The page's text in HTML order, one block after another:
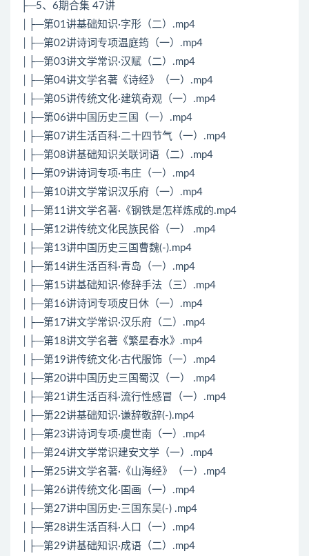
├─5、6期合集 47讲
│├─第01讲基础知识·字形（二）.mp4
│├─第02讲诗词专项温庭筠（一）.mp4
│├─第03讲文学常识·汉赋（二）.mp4
│├─第04讲文学名著《诗经》（一）.mp4
│├─第05讲传统文化·建筑奇观（一）.mp4
│├─第06讲中国历史三国（一）.mp4
│├─第07讲生活百科·二十四节气（一）.mp4
│├─第08讲基础知识关联词语（二）.mp4
│├─第09讲诗词专项·韦庄（一）.mp4
│├─第10讲文学常识汉乐府（一）.mp4
│├─第11讲文学名著·《钢铁是怎样炼成的.mp4
│├─第12讲传统文化民族民俗（一） .mp4
│├─第13讲中国历史三国曹魏(-).mp4
│├─第14讲生活百科·青岛（一）.mp4
│├─第15讲基础知识·修辞手法（三）.mp4
│├─第16讲诗词专项皮日休（一）.mp4
│├─第17讲文学常识·汉乐府（二）.mp4
│├─第18讲文学名著《繁星春水》.mp4
│├─第19讲传统文化·古代服饰（一）.mp4
│├─第20讲中国历史三国蜀汉（一） .mp4
│├─第21讲生活百科·流行性感冒（一）.mp4
│├─第22讲基础知识·谦辞敬辞(-).mp4
│├─第23讲诗词专项·虞世南（一）.mp4
│├─第24讲文学常识建安文学（一）.mp4
│├─第25讲文学名著·《山海经》（一）.mp4
│├─第26讲传统文化·国画（一）.mp4
│├─第27讲中国历史·三国东吴(-) .mp4
│├─第28讲生活百科·人口（一）.mp4
│├─第29讲基础知识·成语（二）.mp4